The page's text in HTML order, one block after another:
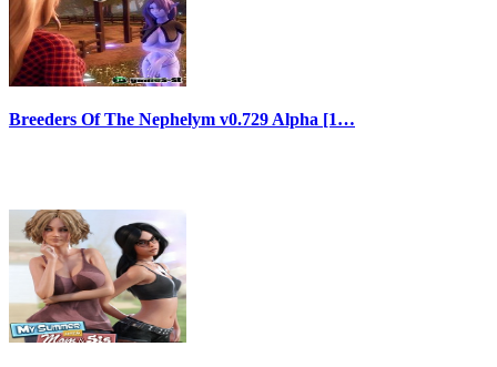
Breeders Of The Nephelym v0.729 Alpha [1…